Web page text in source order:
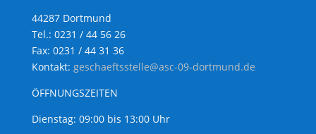
44287 Dortmund
Tel.: 0231 / 44 56 26
Fax: 0231 / 44 31 36
Kontakt: geschaeftsstelle@asc-09-dortmund.de
ÖFFNUNGSZEITEN
Dienstag: 09:00 bis 13:00 Uhr